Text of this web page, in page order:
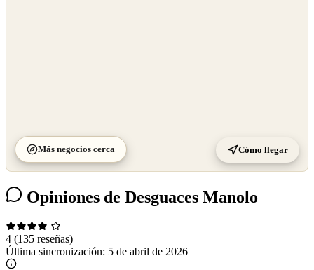
Más negocios cerca Cómo llegar
Opiniones de Desguaces Manolo
4 (135 reseñas)
Última sincronización: 5 de abril de 2026